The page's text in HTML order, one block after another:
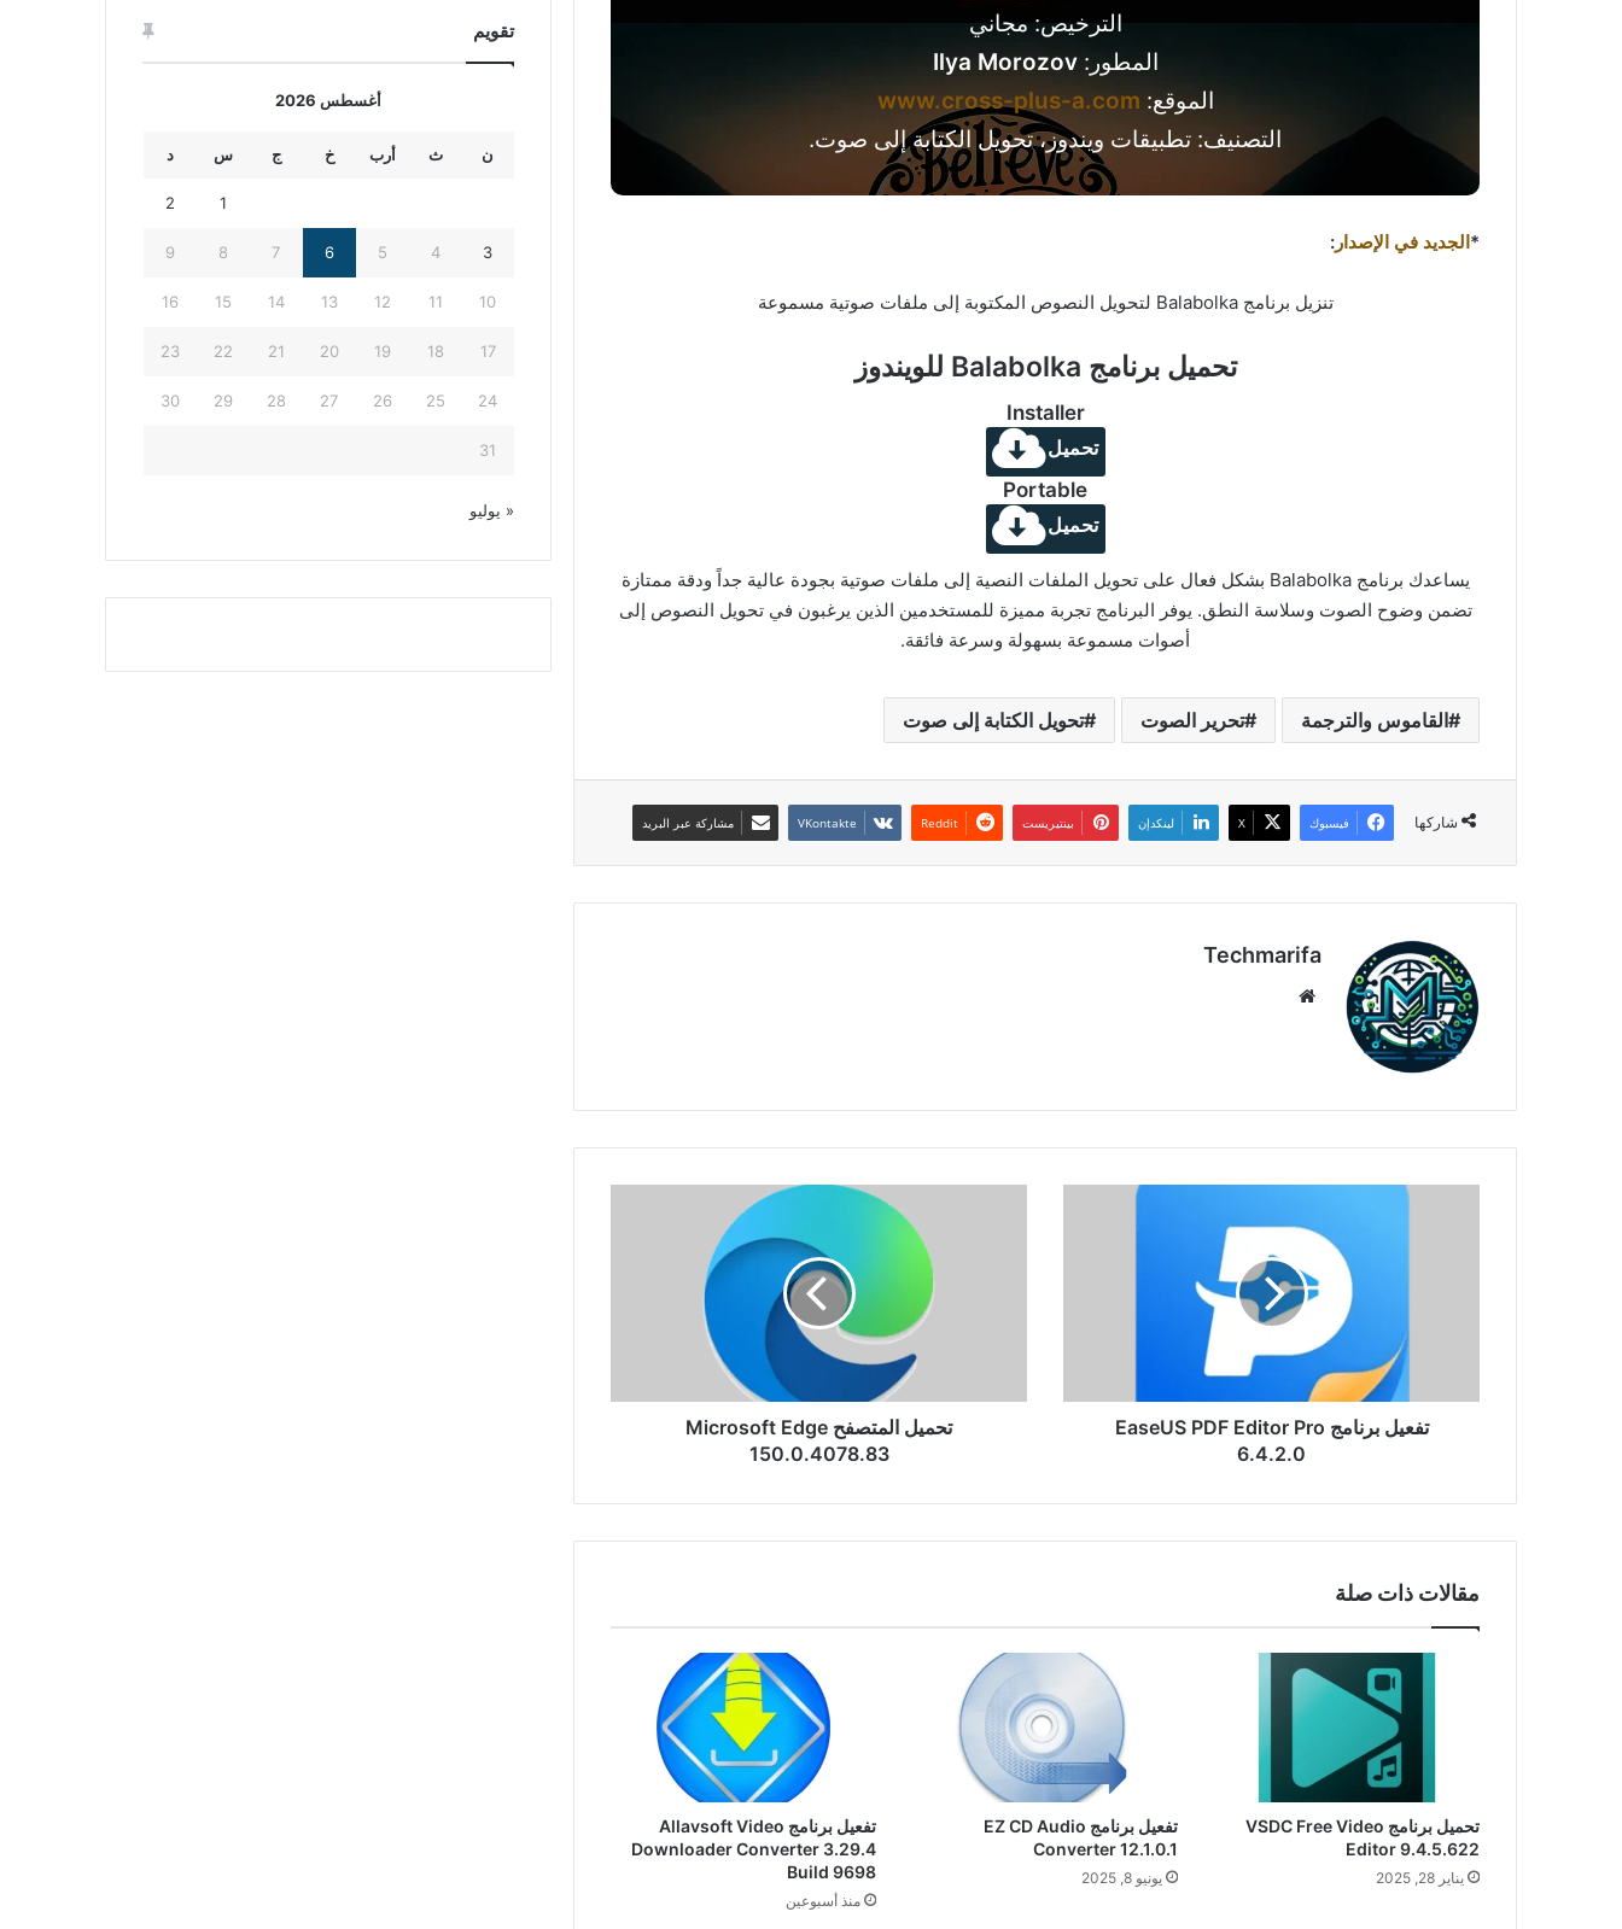
الترخيص: مجاني
المطور:Ilya Morozov
الموقع: www.cross-plus-a.com
التصنيف: تطبيقات ويندوز، تحويل الكتابة إلى صوت.
*الجديد في الإصدار :
تنزيل برنامج Balabolka لتحويل النصوص المكتوبة إلى ملفات صوتية مسموعة
تحميل برنامج Balabolka للويندوز
Installer
تحميل
Portable
تحميل
يساعدك برنامج Balabolka بشكل فعال على تحويل الملفات النصية إلى ملفات صوتية بجودة عالية جداً ودقة ممتازة
تضمن وضوح الصوت وسلاسة النطق. يوفر البرنامج تجربة مميزة للمستخدمين الذين يرغبون في تحويل النصوص إلى
أصوات مسموعة بسهولة وسرعة فائقة.
القاموس والترجمة تحرير الصوت تحويل الكتابة إلى صوت
شاركها فيسبوك ‫X لينكدإن بينتيريست مشاركة عبر البريد
Techmarifa
تفعيل برنامج EaseUS PDF Editor Pro
6.4.2.0
150.0.4078.83
تحميل المتصفح Microsoft Edge
150.0.4078.83
مقالات ذات صلة
تحميل برنامج VSDC Free Video
Editor 9.4.5.622
يناير 28, 2025
تفعيل برنامج EZ CD Audio
Converter 12.1.0.1
يونيو 8, 2025
تفعيل برنامج Allavsoft Video
Downloader Converter 3.29.4
Build 9698
منذ أسبوعين
تقويم
أغسطس 2026
ن ث أرب خ ج س د
1
2
3
4
5
6
7
8
9
10
11
12
13
14
15
16
17
18
19
20
21
22
23
24
25
26
27
28
29
30
31
« يوليو